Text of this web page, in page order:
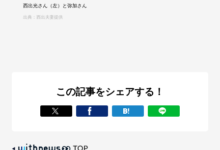
西出光さん（左）と弥加さん
出典：西出夫妻提供
この記事をシェアする！